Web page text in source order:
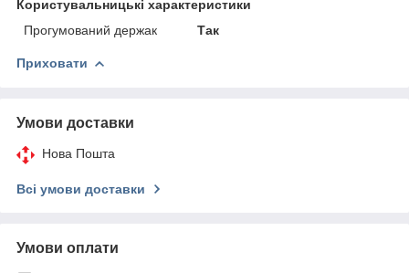
Користувальницькі характеристики
Прогумований держак
Так
Приховати
Умови доставки
Нова Пошта
Всі умови доставки
Умови оплати